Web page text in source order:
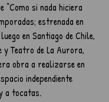
“Como si nada hiciera
estrenada en
en Santiago de Chile,
Teatro de La Aurora,
obra a realizarse en
independiente
a tocatas.